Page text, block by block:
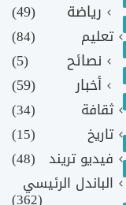
رياضة
(49)
تعليم (84)
نصائح
(5)
أخبار
(59)
ثقافة
(34)
تاريخ
(15)
فيديو تريند (48)
الباندل الرئيسي
(362)